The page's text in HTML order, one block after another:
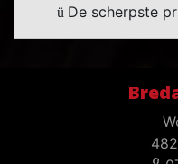
ü De scherpste